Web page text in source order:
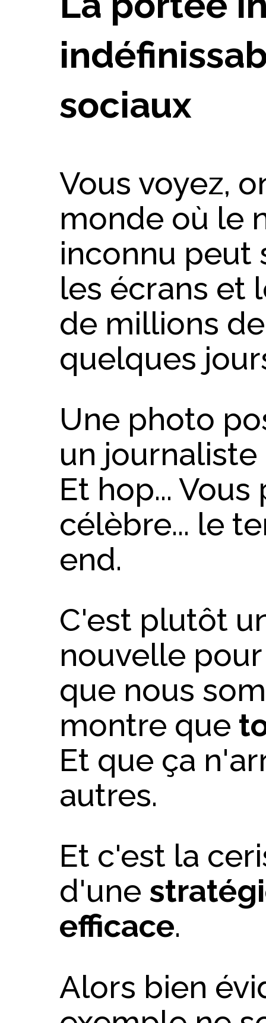
sociaux
Vous voyez,
monde où le
inconnu peut
les écrans et
de millions
quelques
Une photo
un journaliste
Et hop...
célèbre... le
end.
C'est plutôt
nouvelle
que nous
montre que
Et que ça
autres.
Et c'est la
d'une
efficace.
Alors bien